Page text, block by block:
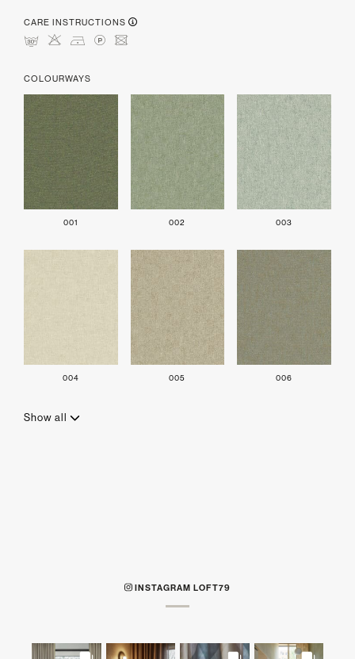
CARE INSTRUCTIONS
mHDLU
COLOURWAYS
001 002 003
004 005 006
Show all
INSTAGRAM LOFT79